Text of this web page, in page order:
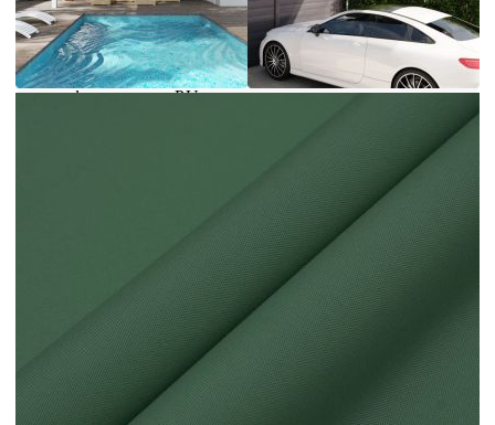
с този сенник. Това е идеалният сенник, който
може да се използва в различни външни
пространства, като вашата градина, тераса,
детска площадка или балкон. Изработено от
оксфорд плат с PU покритие, слънцезащитното
обработена, така че е устойчива на мухъл и UV
благодарение на крепежните елементи от
неръждаема стомана във всеки ъгъл и
включените въжета. Добре е да знаете:
Монтирайте 2 ъгъла на платната по-високо от
останалите, за да позволите на водата да се
Цвят: Тъмнозелен
Материал: Оксфорд плат с PU покритие
Размери: 2 х 5 м